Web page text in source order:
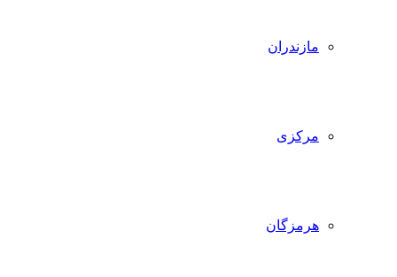
مازندران
مرکزی
هرمزگان